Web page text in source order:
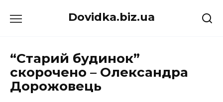
до
Dovidka.biz.ua
“Старий будинок”
скорочено – Олександра
Дорожовець